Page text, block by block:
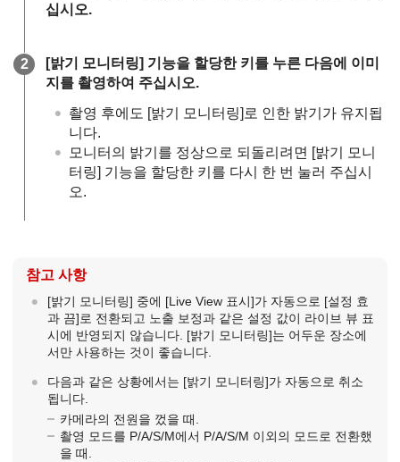
십시오.
[밝기 모니터링] 기능을 할당한 키를 누른 다음에 이미
지를 촬영하여 주십시오.
촬영 후에도 [밝기 모니터링] 로 인한 밝기가 유지됩
니다.
모니터의 밝기를 정상으로 되돌리려면 [밝기 모니
터링] 기능을 할당한 키를 다시 한 번 눌러 주십시
오.
참고 사항
[밝기 모니터링] 중에 [Live View 표시]가 자동으로 [설정 효
과 끔]로 전환되고 노출 보정과 같은 설정 값이 라이브 뷰 표
시에 반영되지 않습니다. [밝기 모니터링]는 어두운 장소에
서만 사용하는 것이 좋습니다.
다음과 같은 상황에서는 [밝기 모니터링]가 자동으로 취소
됩니다.
카메라의 전원을 껐을 때.
촬영 모드를 P/A/S/M에서 P/A/S/M 이외의 모드로 전환했
을 때.